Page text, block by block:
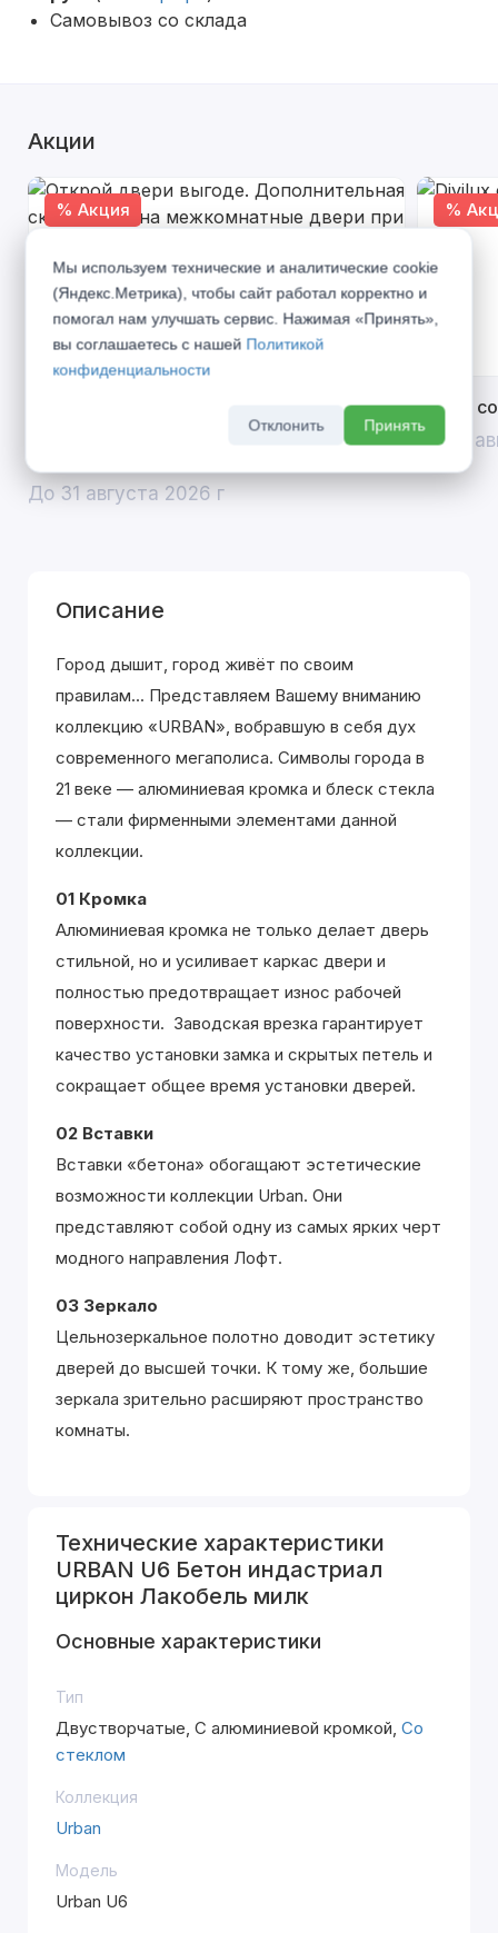
Самовывоз со склада
Акции
% Акция
Открой двери выгоде. Дополнительная
скидка 10% на межкомнатные двери при
покупке входной двери
До 31 августа 2026 г
%
Divilux
До 31
Описание
Город дышит, город живёт по своим
правилам... Представляем Вашему вниманию
коллекцию «URBAN», вобравшую в себя дух
современного мегаполиса. Символы города в
21 веке — алюминиевая кромка и блеск стекла
— стали фирменными элементами данной
коллекции.
01 Кромка
Алюминиевая кромка не только делает дверь
стильной, но и усиливает каркас двери и
полностью предотвращает износ рабочей
поверхности. Заводская врезка гарантирует
качество установки замка и скрытых петель и
сокращает общее время установки дверей.
02 Вставки
Вставки «бетона» обогащают эстетические
возможности коллекции Urban. Они
представляют собой одну из самых ярких черт
модного направления Лофт.
03 Зеркало
Цельнозеркальное полотно доводит эстетику
дверей до высшей точки. К тому же, большие
зеркала зрительно расширяют пространство
комнаты.
Технические характеристики
URBAN U6 Бетон индастриал
циркон Лакобель милк
Основные характеристики
Тип
Двустворчатые, С алюминиевой кромкой, Со
стеклом
Коллекция
Urban
Модель
Urban U6
Мы используем технические и аналитические cookie
(Яндекс.Метрика), чтобы сайт работал корректно и
помогал нам улучшать сервис. Нажимая «Принять»,
вы соглашаетесь с нашей Политикой
конфиденциальности
Отклонить Принять